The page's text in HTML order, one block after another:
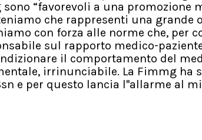
“favorevoli a una promozione
che rappresenti una
con forza alle norme che, per
sul rapporto medico-
il comportamento del
irrinunciabile. La Fimmg ha
e per questo lancia l''allarme al